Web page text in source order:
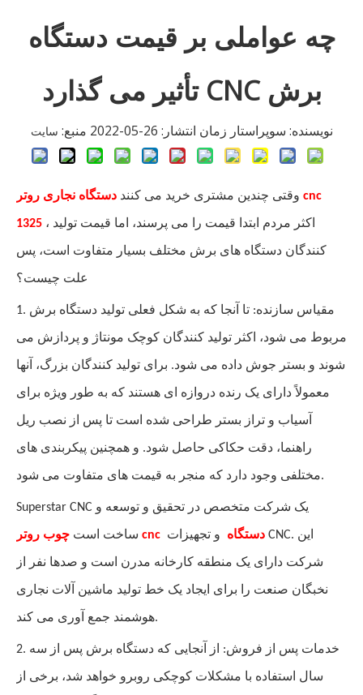
چه عواملی بر قیمت دستگاه
برش CNC تأثیر می گذارد
نویسنده: سوپراستار زمان انتشار: 26-05-2022 منبع: سایت
وقتی چندین مشتری خرید می کنند دستگاه نجاری روتر cnc
1325 ، اکثر مردم ابتدا قیمت را می پرسند، اما قیمت تولید
کنندگان دستگاه های برش مختلف بسیار متفاوت است، پس
علت چیست؟
1. مقیاس سازنده: تا آنجا که به شکل فعلی تولید دستگاه برش
مربوط می شود، اکثر تولید کنندگان کوچک مونتاژ و پردازش می
شوند و بستر جوش داده می شود. برای تولید کنندگان بزرگ، آنها
معمولاً دارای یک رنده دروازه ای هستند که به طور ویژه برای
آسیاب و تراز بستر طراحی شده است تا پس از نصب ریل
راهنما، دقت حکاکی حاصل شود. و همچنین پیکربندی های
مختلفی وجود دارد که منجر به قیمت های متفاوت می شود.
Superstar CNC یک شرکت متخصص در تحقیق و توسعه و
ساخت است چوب cnc دستگاه و تجهیزات CNC. این
شرکت دارای یک منطقه کارخانه مدرن است و صدها نفر از
نخبگان صنعت را برای ایجاد یک خط تولید ماشین آلات نجاری
هوشمند جمع آوری می کند.
2. خدمات پس از فروش: از آنجایی که دستگاه برش پس از سه
سال استفاده با مشکلات کوچکی روبرو خواهد شد، برخی از